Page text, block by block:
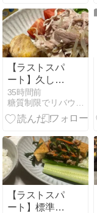
【ラストスパ
ート】久しぶ
りの息抜きと
お盆休み中の
過ごし方目標
35時間前
糖質制限でリバウンド！けんと式ダイエットに挑戦中！
【ラストスパ
ート】標準体